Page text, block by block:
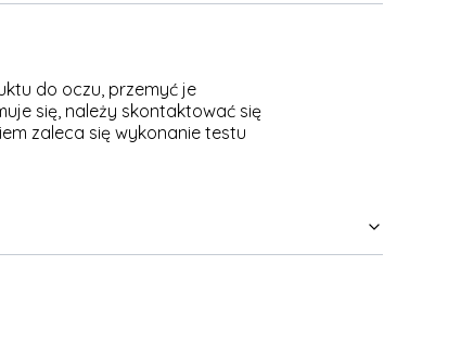
do oczu, przemyć je
się, należy skontaktować się
zaleca się wykonanie testu